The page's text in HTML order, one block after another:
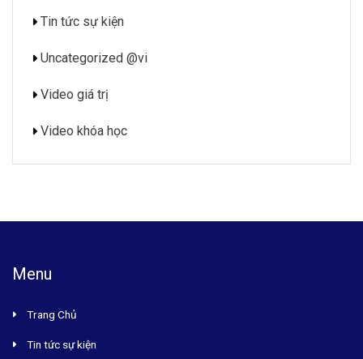
Tin tức sự kiện
Uncategorized @vi
Video giá trị
Video khóa học
Menu
Trang Chủ
Tin tức sự kiện